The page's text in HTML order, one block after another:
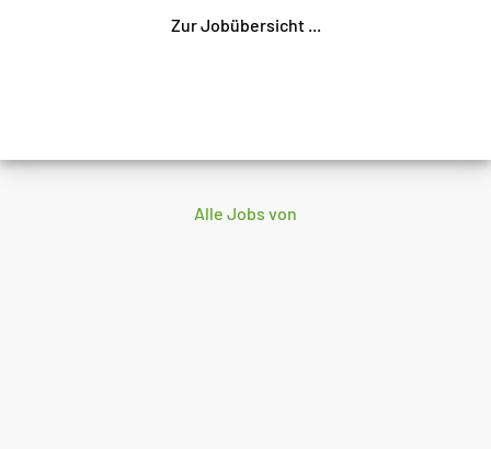
Zur Jobübersicht ...
Alle Jobs von